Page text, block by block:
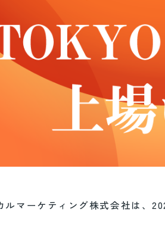
ルマーケティング株式会社は、